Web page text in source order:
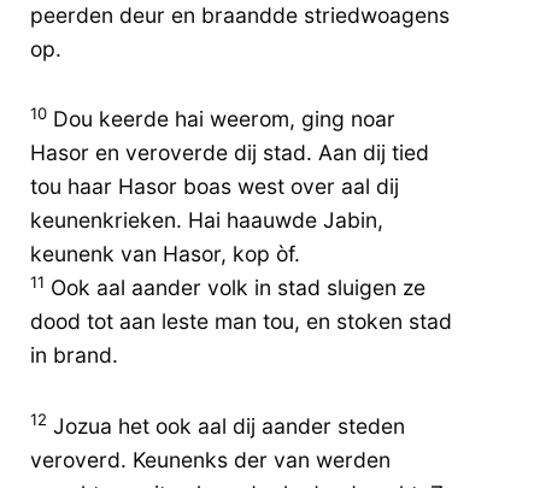
peerden deur en braandde striedwoagens
op.
10 Dou keerde hai weerom, ging noar
Hasor en veroverde dij stad. Aan dij tied
tou haar Hasor boas west over aal dij
keunenkrieken. Hai haauwde Jabin,
keunenk van Hasor, kop òf.
11 Ook aal aander volk in stad sluigen ze
dood tot aan leste man tou, en stoken stad
in brand.
12 Jozua het ook aal dij aander steden
veroverd. Keunenks der van werden